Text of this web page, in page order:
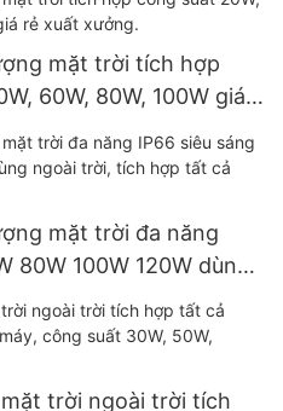
mặt trời tích hợp
60W, 80W, 100W giá
mặt trời đa năng
80W 100W 120W dùng
trong một.
trời ngoài trời tích